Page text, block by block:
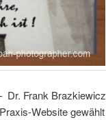
Dr. Frank Brazkiewicz
Website gewählt